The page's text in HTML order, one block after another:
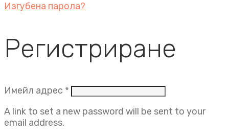
Изгубена парола?
Регистриране
Имейл адрес * Задължително
A link to set a new password will be sent to your
email address.